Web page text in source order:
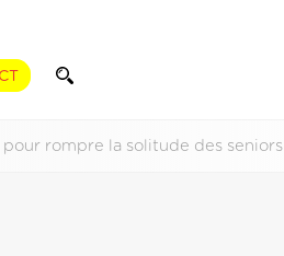
rompre la solitude des seniors